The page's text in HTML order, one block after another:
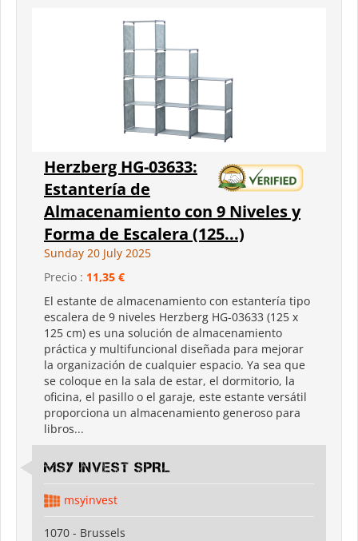
Herzberg HG-03633:
Estantería de
Almacenamiento con 9 Niveles y
Forma de Escalera (125...)
Sunday 20 July 2025
Precio : 11,35 €
El estante de almacenamiento con estantería tipo
escalera de 9 niveles Herzberg HG-03633 (125 x
125 cm) es una solución de almacenamiento
práctica y multifuncional diseñada para mejorar
la organización de cualquier espacio. Ya sea que
se coloque en la sala de estar, el dormitorio, la
oficina, el pasillo o el garaje, este estante versátil
proporciona un almacenamiento generoso para
libros...
MSY INVEST SPRL
msyinvest
1070 - Brussels